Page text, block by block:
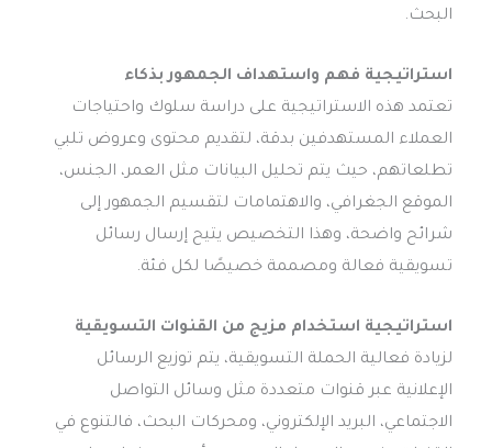
البحث.
استراتيجية فهم واستهداف الجمهور بذكاء
تعتمد هذه الاستراتيجية على دراسة سلوك واحتياجات
العملاء المستهدفين بدقة، لتقديم محتوى وعروض تلبي
تطلعاتهم، حيث يتم تحليل البيانات مثل العمر، الجنس،
الموقع الجغرافي، والاهتمامات لتقسيم الجمهور إلى
شرائح واضحة، وهذا التخصيص يتيح إرسال رسائل
تسويقية فعالة ومصممة خصيصًا لكل فئة.
استراتيجية استخدام مزيج من القنوات التسويقية
لزيادة فعالية الحملة التسويقية، يتم توزيع الرسائل
الإعلانية عبر قنوات متعددة مثل وسائل التواصل
الاجتماعي، البريد الإلكتروني، ومحركات البحث، فالتنوع في